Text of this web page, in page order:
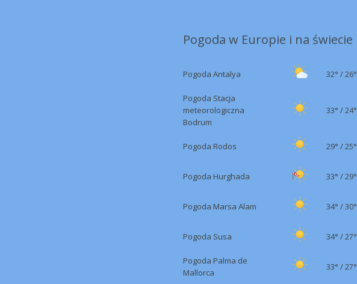
Pogoda w Europie i na świecie
Pogoda Antalya 32° /26°
Pogoda Stacja
meteorologiczna
Bodrum
33° /24°
Pogoda Rodos 29° /25°
Pogoda Hurghada 33° /29°
Pogoda Marsa Alam 34° /30°
Pogoda Susa 34° /27°
Pogoda Palma de
Mallorca
33° /27°